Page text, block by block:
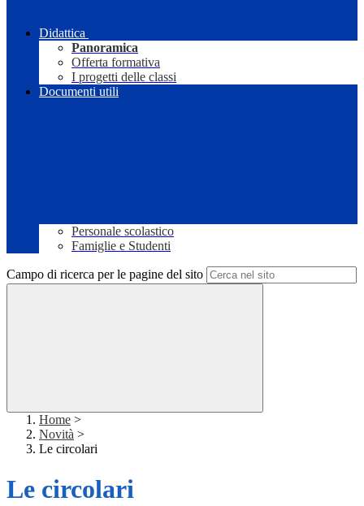
Didattica
Panoramica
Offerta formativa
I progetti delle classi
Documenti utili
Personale scolastico
Famiglie e Studenti
Campo di ricerca per le pagine del sito
Home >
Novità >
Le circolari
Le circolari